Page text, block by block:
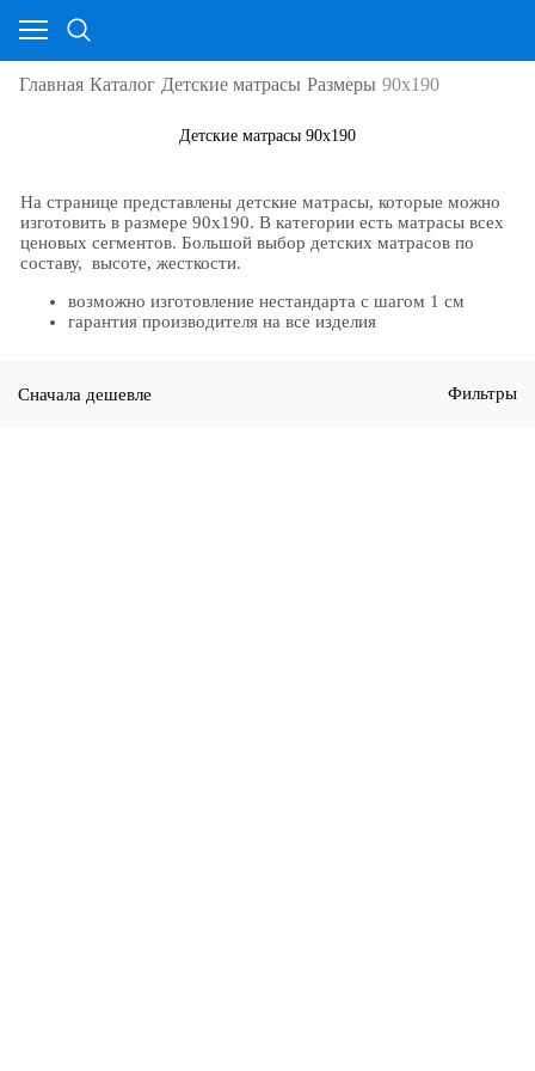
Главная Каталог Детские матрасы Размеры 90х190
Детские матрасы 90х190
На странице представлены детские матрасы, которые можно
изготовить в размере 90х190. В категории есть матрасы всех
ценовых сегментов. Большой выбор детских матрасов по
составу, высоте, жесткости.
возможно изготовление нестандарта с шагом 1 см
гарантия производителя на все изделия
Сначала дешевле Фильтры